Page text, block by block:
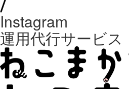
Instagram
運用代行サービス